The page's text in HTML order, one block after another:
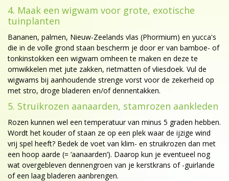
4. Maak een wigwam voor grote, exotische
tuinplanten
Bananen, palmen, Nieuw-Zeelands vlas (Phormium) en yucca's
die in de volle grond staan bescherm je door er van bamboe- of
tonkinstokken een wigwam omheen te maken en deze te
omwikkelen met jute zakken, rietmatten of vliesdoek. Vul de
wigwams bij aanhoudende strenge vorst voor de zekerheid op
met stro, droge bladeren en/of dennentakken.
5. Struikrozen aanaarden, stamrozen aankleden
Rozen kunnen wel een temperatuur van minus 5 graden hebben.
Wordt het kouder of staan ze op een plek waar de ijzige wind
vrij spel heeft? Bedek de voet van klim- en struikrozen dan met
een hoop aarde (= ‘aanaarden’). Daarop kun je eventueel nog
wat overgebleven dennengroen van je kerstkrans of -guirlande
of een laag bladeren aanbrengen.